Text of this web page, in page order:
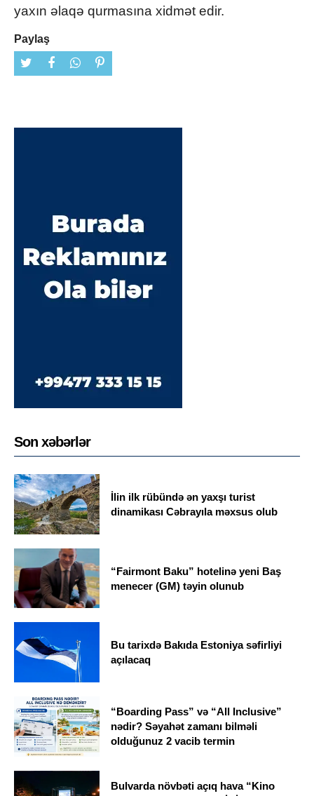
yaxın əlaqə qurmasına xidmət edir.
Paylaş
Son xəbərlər
İlin ilk rübündə ən yaxşı turist
dinamikası Cəbrayıla məxsus olub
“Fairmont Baku” hotelinə yeni Baş
menecer (GM) təyin olunub
Bu tarixdə Bakıda Estoniya səfirliyi
açılacaq
“Boarding Pass” və “All Inclusive”
nədir? Səyahət zamanı bilməli
olduğunuz 2 vacib termin
Bulvarda növbəti açıq hava “Kino